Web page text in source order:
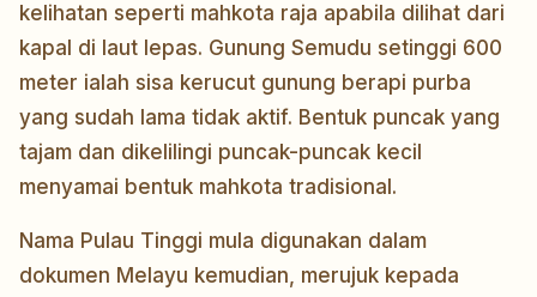
kelihatan seperti mahkota raja apabila dilihat dari
kapal di laut lepas. Gunung Semudu setinggi 600
meter ialah sisa kerucut gunung berapi purba
yang sudah lama tidak aktif. Bentuk puncak yang
tajam dan dikelilingi puncak-puncak kecil
menyamai bentuk mahkota tradisional.
Nama Pulau Tinggi mula digunakan dalam
dokumen Melayu kemudian, merujuk kepada